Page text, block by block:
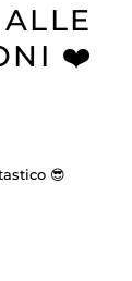
❤️
😎